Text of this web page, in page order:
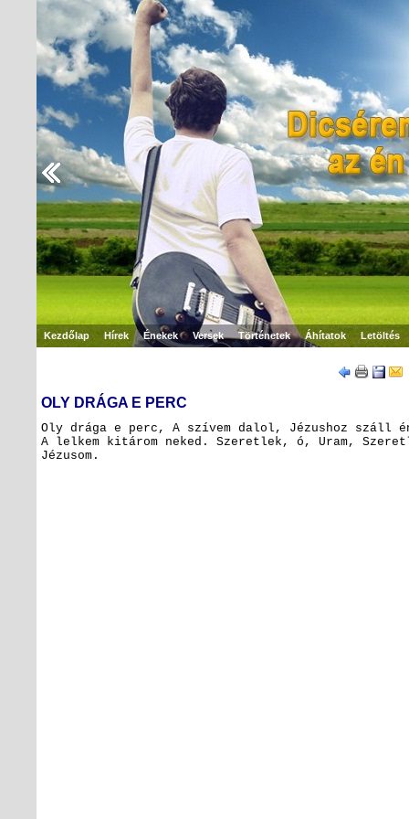
Kezdőlap Hírek Énekek Versek Történetek Áhítatok Letöltés
OLY DRÁGA E PERC
Oly drága e perc, A szívem dalol,
Jézushoz száll
A lelkem kitárom neked.
Szeretlek, ó, Uram,
Jézusom.